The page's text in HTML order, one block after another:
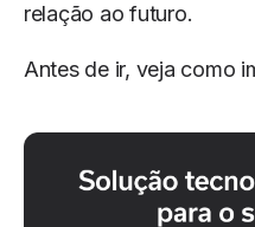
relação ao futuro.
Antes de ir, veja como